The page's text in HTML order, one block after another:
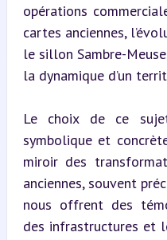
opérations
cartes anciennes,
le sillon Sambre-
la dynamique d’un
Le choix de ce
symbolique et
miroir des
anciennes, souvent
nous offrent des
des infrastructures et